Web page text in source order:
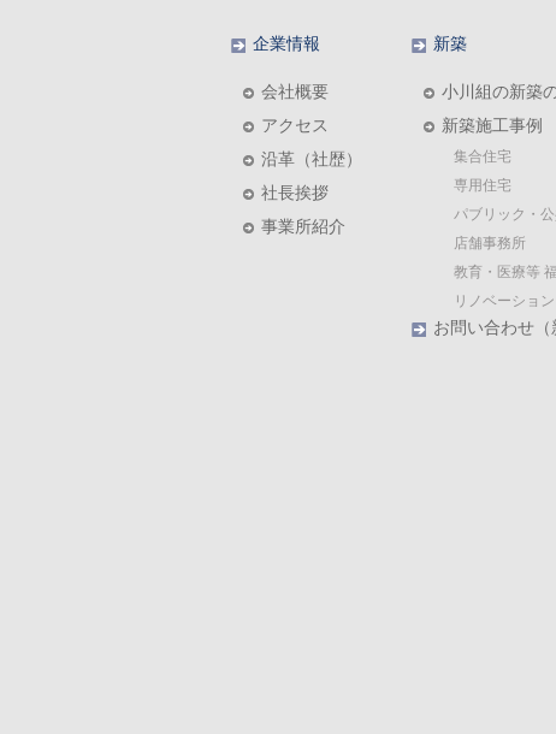
企業情報
会社概要
アクセス
沿革（社歴）
社長挨拶
事業所紹介
新築
小川組の新築
新築施工事例
集合住宅
専用住宅
パブリック・
店舗事務所
教育・医療等
リノベーション
お問い合わせ（